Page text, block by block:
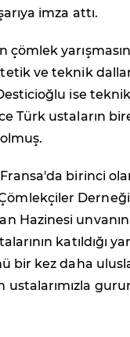
imza attı.
çömlek
ve teknik
ise
Türk ustaların
birinci
Derneği
Hazinesi
katıldığı
bir kez daha
ustalarımızla